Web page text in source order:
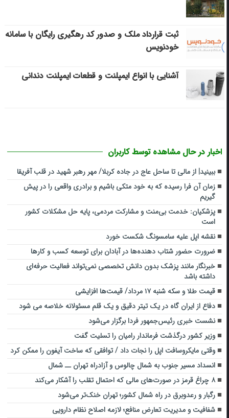
ثبت قرارداد ملک و صدور کد رهگیری رایگان با سامانه
خودنویس
آشنایی با انواع ایمپلنت و قطعات ایمپلنت دندانی
اخبار در حال مشاهده توسط کاربران
ببینید| از مالی تا ساحل عاج در جاده کربلا/ مهر رهبر شهید در قلب آفریقا
زمان آن فرا رسیده که به خود متکی باشیم و برادری واقعی را در پیش
گیریم
پزشکیان: خدمت بی‌منت و مشارکت مردمی، پایه حل مشکلات کشور
است
نقشه اپل علیه سامسونگ شکست خورد
ضرورت حضور شتاب ‌دهنده‌ها در آبادان برای توسعه کسب‌ و کارها
خبرنگار مانند پزشک بدون دانش تخصصی نمی‌تواند فعالیت حرفه‌ای
داشته باشد
قیمت طلا و سکه شنبه ۱۷ مرداد/ قیمت‌ها افزایشی
دفاع از ایران گاه در یک تیتر دقیق و یک قلم مسئولانه خلاصه می شود
نشست خبری رئیس‌جمهور فردا برگزار می‌شود
وزیر کشور درگذشت فرماندار رامیان را تسلیت گفت
وقتی مایکروسافت اپل را نجات داد / توافقی که ساخت آیفون را ممکن کرد
انسداد مسیر جنوب به شمال چالوس و آزادراه تهران ــ شمال
۸ چراغ قرمز در صورت‌های مالی که احتمال تقلب را آشکار می‌کند
رگبار و رعدوبرق در راه شمال کشور؛ تهران خنک‌تر می‌شود
شفافیت و مدیریت تعارض منافع؛ لازمه اصلاح نظام دارویی